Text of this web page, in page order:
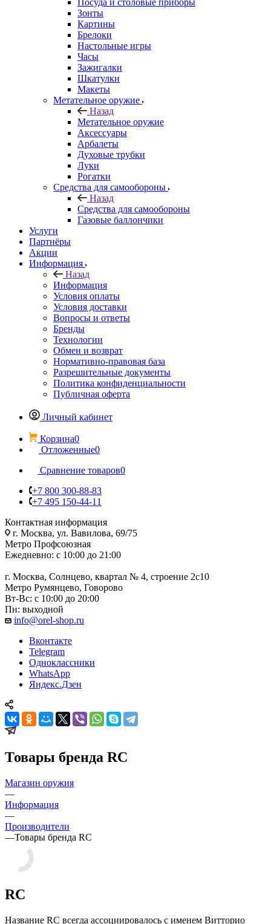
Посуда и столовые приборы
Зонты
Картины
Брелоки
Настольные игры
Часы
Зажигалки
Шкатулки
Макеты
Метательное оружие
Назад
Метательное оружие
Аксессуары
Арбалеты
Духовые трубки
Луки
Рогатки
Средства для самообороны
Назад
Средства для самообороны
Газовые баллончики
Услуги
Партнёры
Акции
Информация
Назад
Информация
Условия оплаты
Условия доставки
Вопросы и ответы
Бренды
Технологии
Обмен и возврат
Нормативно-правовая база
Разрешительные документы
Политика конфиденциальности
Публичная оферта
Личный кабинет
Корзина0
Отложенные0
Сравнение товаров0
+7 800 300-88-83
+7 495 150-44-11
Контактная информация
г. Москва, ул. Вавилова, 69/75
Метро Профсоюзная
Ежедневно: с 10:00 до 21:00
г. Москва, Солнцево, квартал № 4, строение 2с10
Метро Румянцево, Говорово
Вт-Вс: с 10:00 до 20:00
Пн: выходной
info@orel-shop.ru
Вконтакте
Telegram
Одноклассники
WhatsApp
Яндекс.Дзен
Товары бренда RC
Магазин оружия
—
Информация
—
Производители
—Товары бренда RC
RC
Название RC всегда ассоциировалось с именем Витторио